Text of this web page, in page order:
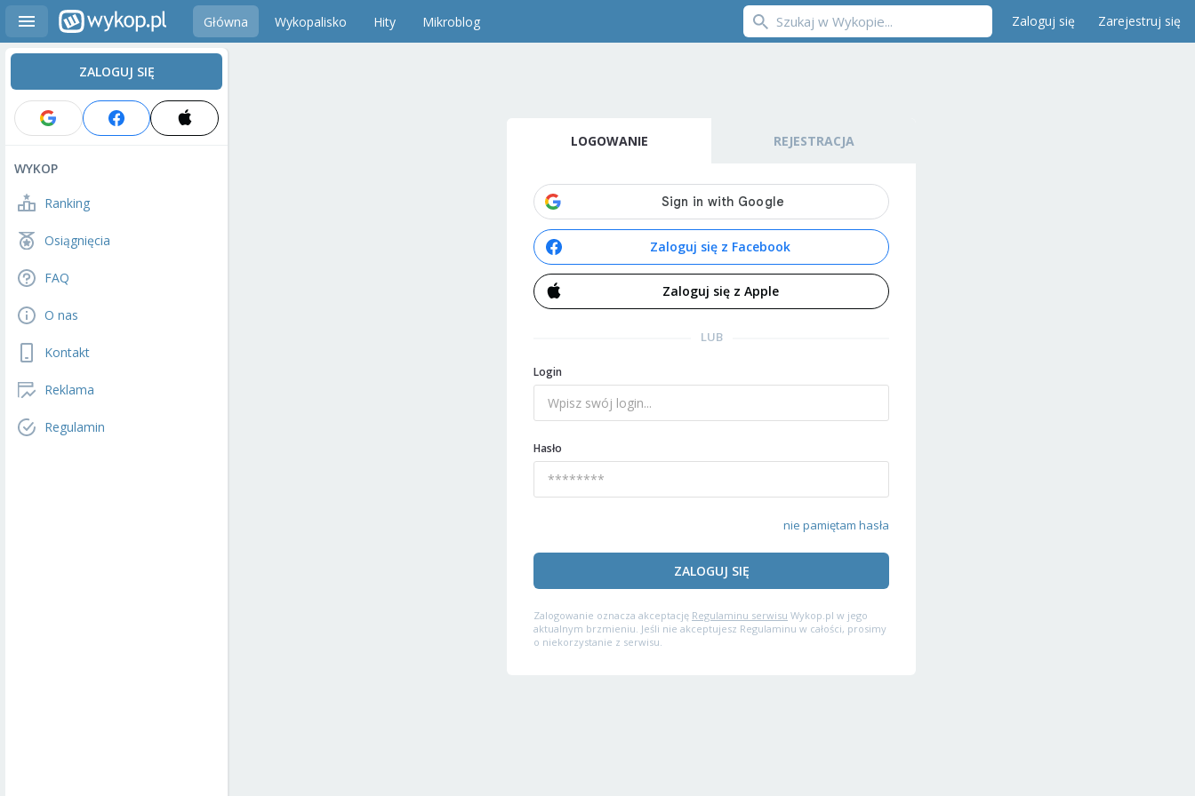
Główna Wykopalisko Hity Mikroblog Zaloguj się Zarejestruj się
ZALOGUJ SIĘ
WYKOP
Ranking
Osiągnięcia
FAQ
O nas
Kontakt
Reklama
Regulamin
LOGOWANIE REJESTRACJA
Zaloguj się z Facebook
Zaloguj się z Apple
LUB
Login
Hasło
nie pamiętam hasła
ZALOGUJ SIĘ
Zalogowanie oznacza akceptację Regulaminu serwisu Wykop.pl w jego
aktualnym brzmieniu. Jeśli nie akceptujesz Regulaminu w całości, prosimy
o niekorzystanie z serwisu.